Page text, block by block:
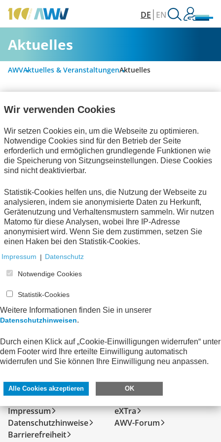
DE EN
Aktuelles
AWVAktuelles & VeranstaltungenAktuelles
Alle Kategorien
Digitalisierung & Modernisierung
Personalwirtschaft
Handel und elektronische Kommunikation
Bescheinigungen
Interviews
zum Verein
Keine Nachrichten verfügbar.
Kontakt
Impressum
Datenschutzhinweise
Barrierefreiheit
FeRD
eXTra
AWV-Forum
Wir verwenden Cookies
Wir setzen Cookies ein, um die Webseite zu optimieren.
Notwendige Cookies sind für den Betrieb der Seite
erforderlich und ermöglichen grundlegende Funktionen wie
die Speicherung von Sitzungseinstellungen. Diese Cookies
sind nicht deaktivierbar.
Statistik-Cookies helfen uns, die Nutzung der Webseite zu
analysieren, indem sie anonymisierte Daten zu Herkunft,
Gerätenutzung und Verhaltensmustern sammeln. Wir nutzen
Matomo für diese Analysen, wobei Ihre IP-Adresse
anonymisiert wird. Wenn Sie dem zustimmen, setzen Sie
einen Haken bei den Statistik-Cookies.
Impressum | Datenschutz
Notwendige Cookies
Statistik-Cookies
Weitere Informationen finden Sie in unserer
Datenschutzhinweisen.
Durch einen Klick auf „Cookie-Einwilligungen widerrufen“ unter
dem Footer wird Ihre erteilte Einwilligung automatisch
widerrufen und Sie können Ihre Einwilligung neu anpassen.
Alle Cookies akzeptieren OK